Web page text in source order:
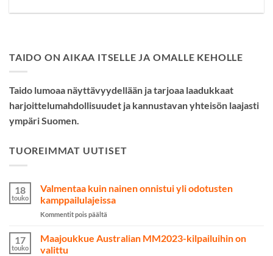
TAIDO ON AIKAA ITSELLE JA OMALLE KEHOLLE
Taido lumoaa näyttävyydellään ja tarjoaa laadukkaat
harjoittelumahdollisuudet ja kannustavan yhteisön laajasti
ympäri Suomen.
TUOREIMMAT UUTISET
18
touko
Valmentaa kuin nainen onnistui yli odotusten
kamppailulajeissa
Kommentit pois päältä
kuin
nainen
17
touko
Maajoukkue Australian MM2023-kilpailuihin on
valittu